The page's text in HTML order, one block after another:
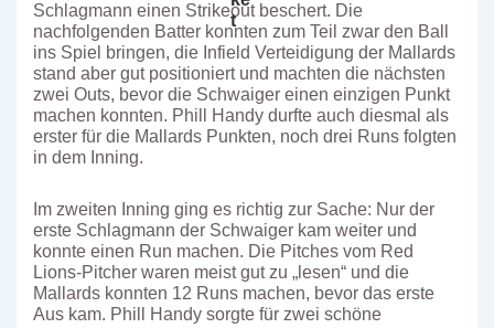
Schlagmann einen Strikeout beschert. Die
nachfolgenden Batter konnten zum Teil zwar den Ball
ins Spiel bringen, die Infield Verteidigung der Mallards
stand aber gut positioniert und machten die nächsten
zwei Outs, bevor die Schwaiger einen einzigen Punkt
machen konnten. Phill Handy durfte auch diesmal als
erster für die Mallards Punkten, noch drei Runs folgten
in dem Inning.
Im zweiten Inning ging es richtig zur Sache: Nur der
erste Schlagmann der Schwaiger kam weiter und
konnte einen Run machen. Die Pitches vom Red
Lions-Pitcher waren meist gut zu „lesen“ und die
Mallards konnten 12 Runs machen, bevor das erste
Aus kam. Phill Handy sorgte für zwei schöne